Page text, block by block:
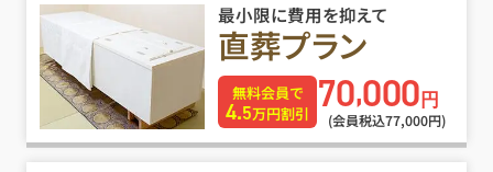
最小限に費用を抑えて
直葬プラン
無料会員で
4.5万円割引 70,000 円
(会員税込77,000円)